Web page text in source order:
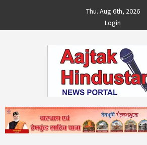
content
Thu. Aug 6th, 2026
Login